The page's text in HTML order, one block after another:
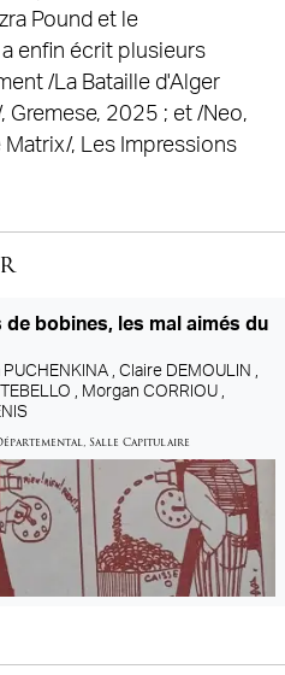
Pound et le
enfin écrit plusieurs
/La Bataille d'Alger
Gremese, 2025 ; et /Neo,
, Les Impressions
de bobines, les mal aimés du
PUCHENKINA , Claire DEMOULIN ,
, Morgan CORRIOU ,
, Salle Capitulaire